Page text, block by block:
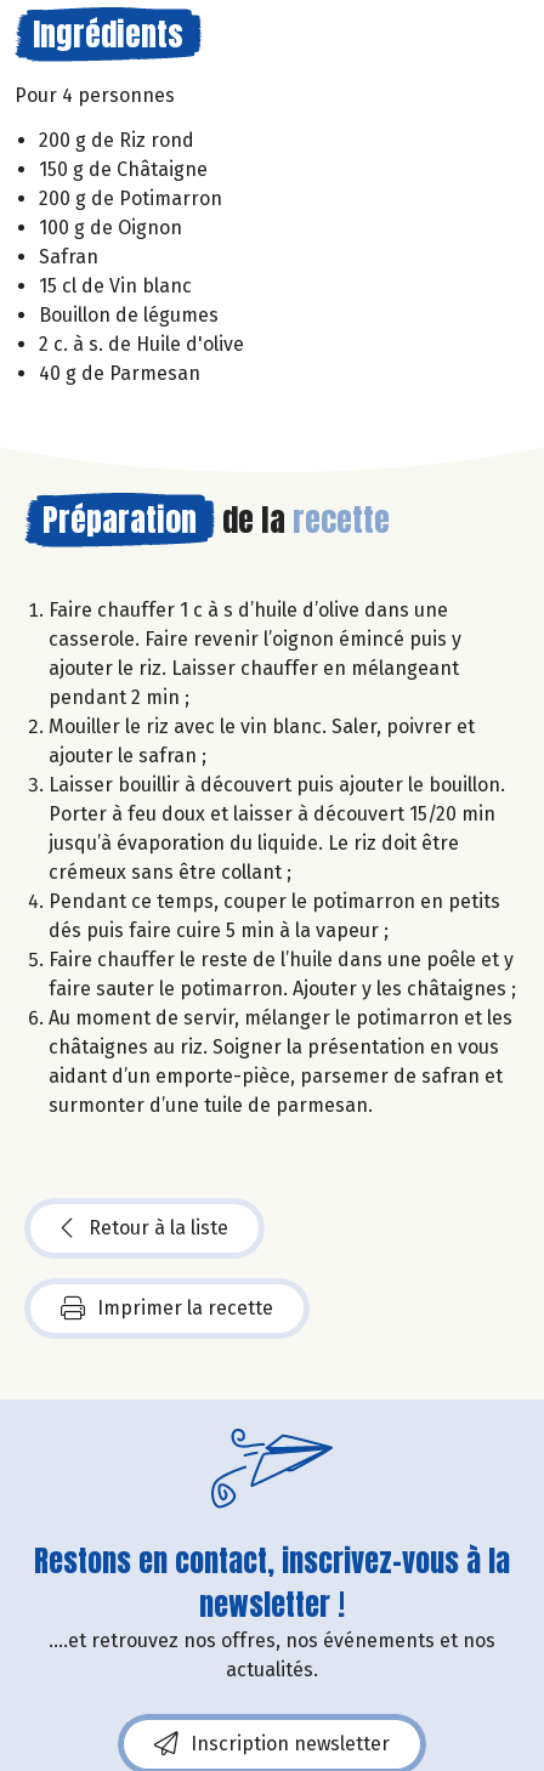
Ingrédients
Pour 4 personnes
200 g de Riz rond
150 g de Châtaigne
200 g de Potimarron
100 g de Oignon
Safran
15 cl de Vin blanc
Bouillon de légumes
2 c. à s. de Huile d'olive
40 g de Parmesan
Préparation de la recette
Faire chauffer 1 c à s d’huile d’olive dans une
casserole. Faire revenir l’oignon émincé puis y
ajouter le riz. Laisser chauffer en mélangeant
pendant 2 min ;
Mouiller le riz avec le vin blanc. Saler, poivrer et
ajouter le safran ;
Laisser bouillir à découvert puis ajouter le bouillon.
Porter à feu doux et laisser à découvert 15/20 min
jusqu’à évaporation du liquide. Le riz doit être
crémeux sans être collant ;
Pendant ce temps, couper le potimarron en petits
dés puis faire cuire 5 min à la vapeur ;
Faire chauffer le reste de l’huile dans une poêle et y
faire sauter le potimarron. Ajouter y les châtaignes ;
Au moment de servir, mélanger le potimarron et les
châtaignes au riz. Soigner la présentation en vous
aidant d’un emporte-pièce, parsemer de safran et
surmonter d’une tuile de parmesan.
Retour à la liste
Imprimer la recette
Restons en contact, inscrivez-vous à la
newsletter !
....et retrouvez nos offres, nos événements et nos
actualités.
Inscription newsletter